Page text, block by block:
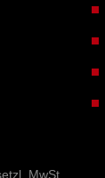
MwSt.